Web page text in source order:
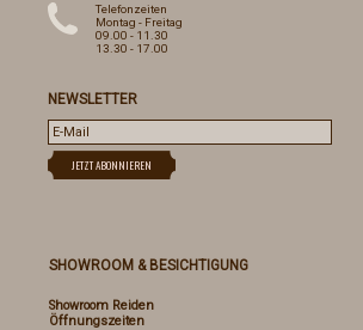
Telefonzeiten
Montag - Freitag
09.00 - 11.30
13.30 - 17.00
NEWSLETTER
SHOWROOM & BESICHTIGUNG
Showroom Reiden
Öffnungszeiten